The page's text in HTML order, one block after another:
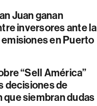
Juan ganan
inversores ante la
en Puerto
“Sell América”
decisiones de
que siembran dudas